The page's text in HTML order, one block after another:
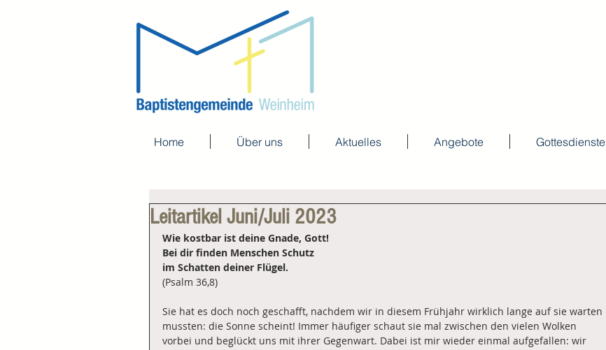
Home Über uns Aktuelles Angebote Gottesdienste
Leitartikel Juni/Juli 2023
Wie kostbar ist deine Gnade, Gott!
Bei dir finden Menschen Schutz
im Schatten deiner Flügel.
(Psalm 36,8)
Sie hat es doch noch geschafft, nachdem wir in diesem Frühjahr wirklich lange auf sie warten
mussten: die Sonne scheint! Immer häufiger schaut sie mal zwischen den vielen Wolken
vorbei und beglückt uns mit ihrer Gegenwart. Dabei ist mir wieder einmal aufgefallen: wir